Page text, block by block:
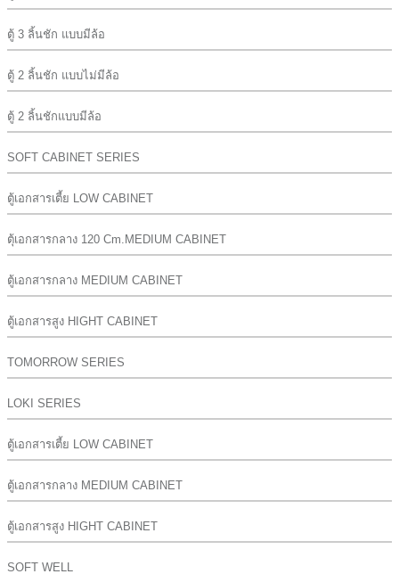
ตู้ 3 ลิ้นชัก แบบมีล้อ
ตู้ 2 ลิ้นชัก แบบไม่มีล้อ
ตู้ 2 ลิ้นชักแบบมีล้อ
SOFT CABINET SERIES
ตู้เอกสารเตี้ย LOW CABINET
ตุ้เอกสารกลาง 120 Cm.MEDIUM CABINET
ตู้เอกสารกลาง MEDIUM CABINET
ตู้เอกสารสูง HIGHT CABINET
TOMORROW SERIES
LOKI SERIES
ตู้เอกสารเตี้ย LOW CABINET
ตู้เอกสารกลาง MEDIUM CABINET
ตู้เอกสารสูง HIGHT CABINET
SOFT WELL